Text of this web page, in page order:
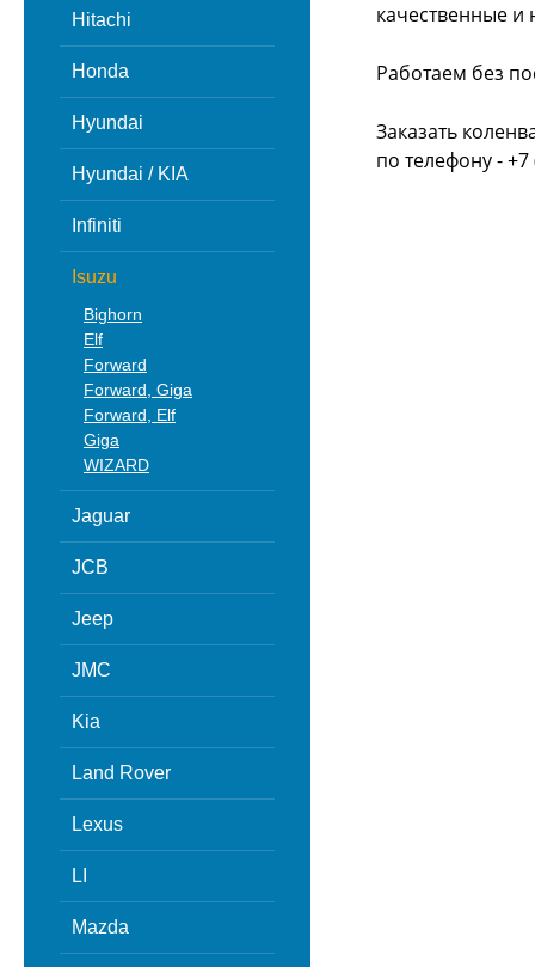
Hitachi
Honda
Hyundai
Hyundai / KIA
Infiniti
Isuzu
Bighorn
Elf
Forward
Forward, Giga
Forward, Elf
Giga
WIZARD
Jaguar
JCB
Jeep
JMC
Kia
Land Rover
Lexus
LI
Mazda
качественные и
Работаем без
Заказать
по телефону -